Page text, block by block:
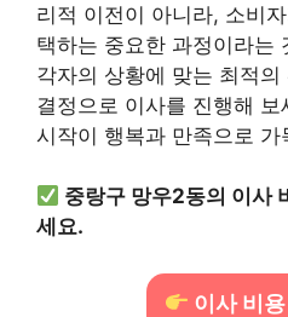
리적 이전이 아니라, 소비
택하는 중요한 과정이라는
각자의 상황에 맞는 최적
결정으로 이사를 진행해
시작이 행복과 만족으로 가
중랑구 망우2동의 이사
세요.
이사 비